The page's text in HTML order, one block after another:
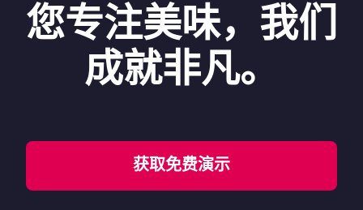
您专注美味，我们
成就非凡。
获取免费演示